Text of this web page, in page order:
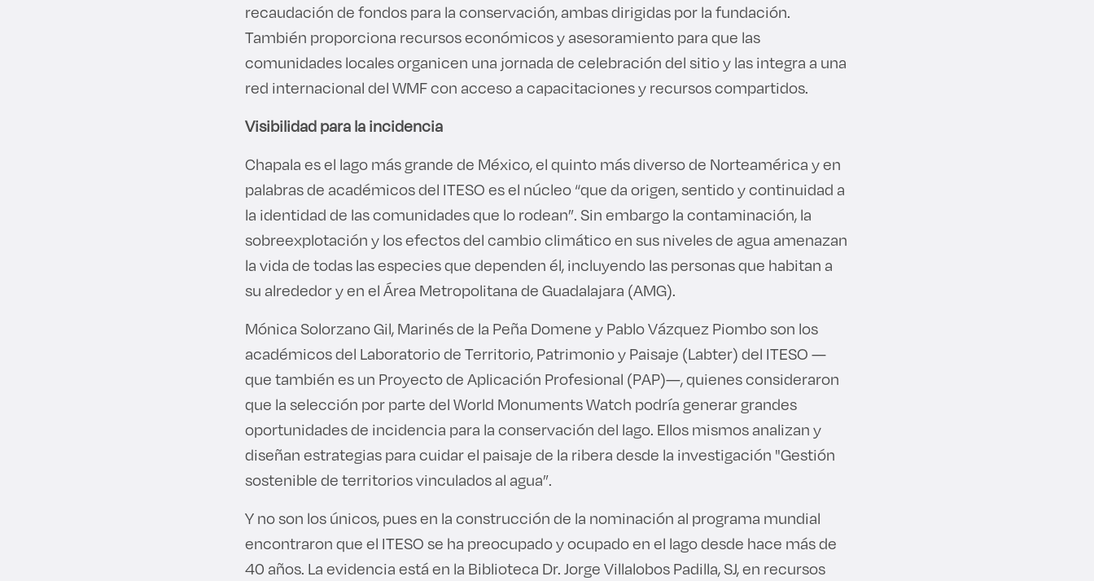
recaudación de fondos para la conservación, ambas dirigidas por la fundación.
También proporciona recursos económicos y asesoramiento para que las
comunidades locales organicen una jornada de celebración del sitio y las integra a una
red internacional del WMF con acceso a capacitaciones y recursos compartidos.
Visibilidad para la incidencia
Chapala es el lago más grande de México, el quinto más diverso de Norteamérica y en
palabras de académicos del ITESO es el núcleo “que da origen, sentido y continuidad a
la identidad de las comunidades que lo rodean”. Sin embargo la contaminación, la
sobreexplotación y los efectos del cambio climático en sus niveles de agua amenazan
la vida de todas las especies que dependen él, incluyendo las personas que habitan a
su alrededor y en el Área Metropolitana de Guadalajara (AMG).
Mónica Solorzano Gil, Marinés de la Peña Domene y Pablo Vázquez Piombo son los
académicos del Laboratorio de Territorio, Patrimonio y Paisaje (Labter) del ITESO —
que también es un Proyecto de Aplicación Profesional (PAP)—, quienes consideraron
que la selección por parte del World Monuments Watch podría generar grandes
oportunidades de incidencia para la conservación del lago. Ellos mismos analizan y
diseñan estrategias para cuidar el paisaje de la ribera desde la investigación "Gestión
sostenible de territorios vinculados al agua”.
Y no son los únicos, pues en la construcción de la nominación al programa mundial
encontraron que el ITESO se ha preocupado y ocupado en el lago desde hace más de
40 años. La evidencia está en la Biblioteca Dr. Jorge Villalobos Padilla, SJ, en recursos